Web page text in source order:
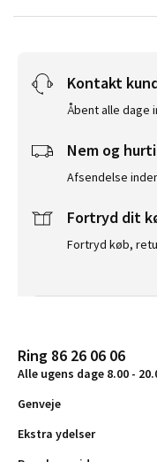
Kontakt
Åbent alle dage
Nem og
Afsendelse
Fortryd dit
Fortryd køb,
Ring 86 26 06 06
Alle ugens dage 8.00 -
Genveje
Ekstra ydelser